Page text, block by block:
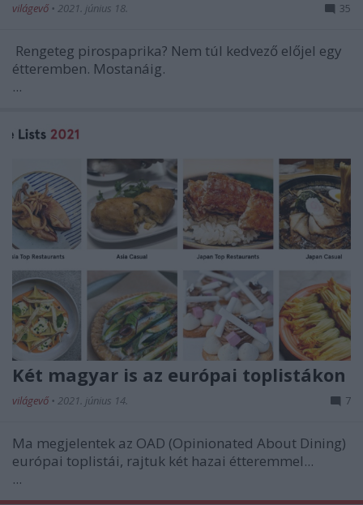
világevő • 2021. június 18. 35
Rengeteg pirospaprika? Nem túl kedvező előjel egy
étteremben. Mostanáig.
...
Két magyar is az európai toplistákon
világevő • 2021. június 14. 7
Ma megjelentek az OAD (Opinionated About Dining)
európai toplistái, rajtuk két hazai étteremmel...
...